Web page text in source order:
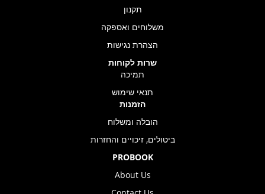
תקנון
משלוחים ואספקה
הצהרת נגישות
שרות לקוחות
תמיכה
תנאי שימוש
הזמנות
הובלה ומשלוח
ביטולים, זיכויים והחזרות
PROBOOK
About Us